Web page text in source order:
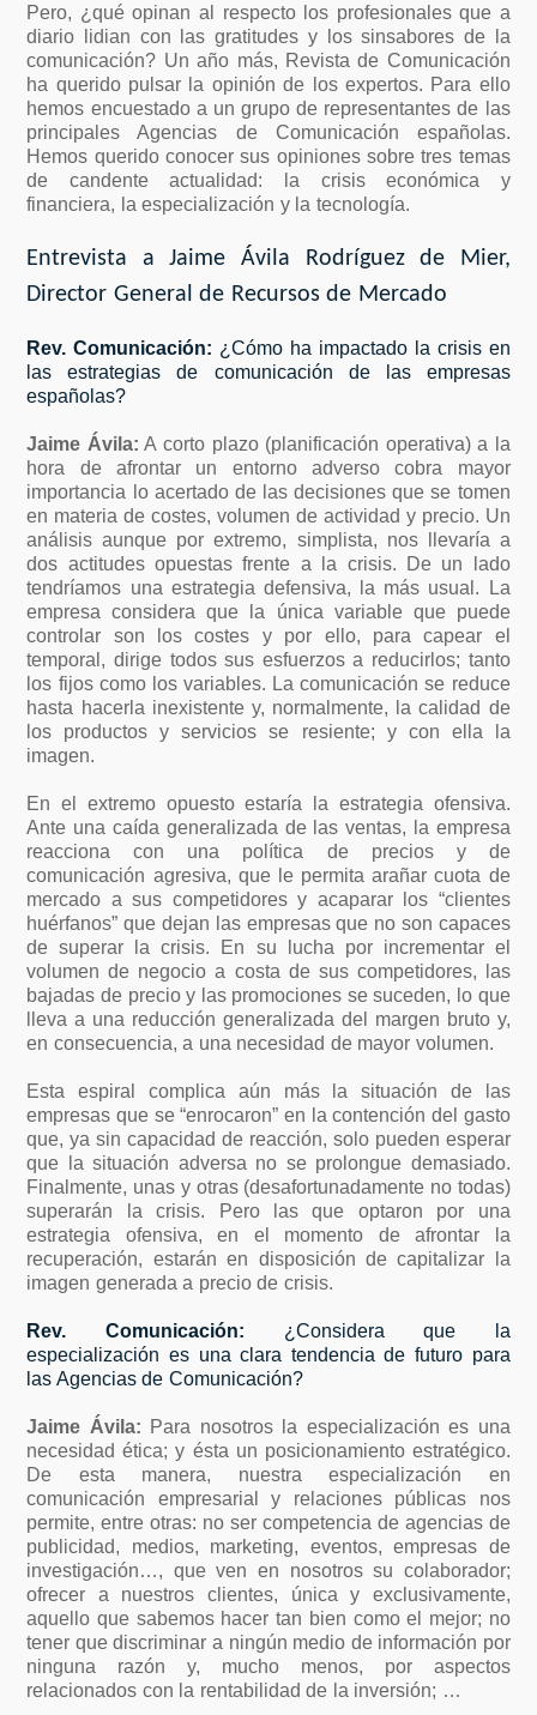
Pero, ¿qué opinan al respecto los profesionales que a
diario lidian con las gratitudes y los sinsabores de la
comunicación? Un año más, Revista de Comunicación
ha querido pulsar la opinión de los expertos. Para ello
hemos encuestado a un grupo de representantes de las
principales Agencias de Comunicación españolas.
Hemos querido conocer sus opiniones sobre tres temas
de candente actualidad: la crisis económica y
financiera, la especialización y la tecnología.
Entrevista a Jaime Ávila Rodríguez de Mier,
Director General de Recursos de Mercado
Rev. Comunicación: ¿Cómo ha impactado la crisis en
las estrategias de comunicación de las empresas
españolas?
Jaime Ávila: A corto plazo (planificación operativa) a la
hora de afrontar un entorno adverso cobra mayor
importancia lo acertado de las decisiones que se tomen
en materia de costes, volumen de actividad y precio. Un
análisis aunque por extremo, simplista, nos llevaría a
dos actitudes opuestas frente a la crisis. De un lado
tendríamos una estrategia defensiva, la más usual. La
empresa considera que la única variable que puede
controlar son los costes y por ello, para capear el
temporal, dirige todos sus esfuerzos a reducirlos; tanto
los fijos como los variables. La comunicación se reduce
hasta hacerla inexistente y, normalmente, la calidad de
los productos y servicios se resiente; y con ella la
imagen.
En el extremo opuesto estaría la estrategia ofensiva.
Ante una caída generalizada de las ventas, la empresa
reacciona con una política de precios y de
comunicación agresiva, que le permita arañar cuota de
mercado a sus competidores y acaparar los “clientes
huérfanos” que dejan las empresas que no son capaces
de superar la crisis. En su lucha por incrementar el
volumen de negocio a costa de sus competidores, las
bajadas de precio y las promociones se suceden, lo que
lleva a una reducción generalizada del margen bruto y,
en consecuencia, a una necesidad de mayor volumen.
Esta espiral complica aún más la situación de las
empresas que se “enrocaron” en la contención del gasto
que, ya sin capacidad de reacción, solo pueden esperar
que la situación adversa no se prolongue demasiado.
Finalmente, unas y otras (desafortunadamente no todas)
superarán la crisis. Pero las que optaron por una
estrategia ofensiva, en el momento de afrontar la
recuperación, estarán en disposición de capitalizar la
imagen generada a precio de crisis.
Rev. Comunicación: ¿Considera que la
especialización es una clara tendencia de futuro para
las Agencias de Comunicación?
Jaime Ávila: Para nosotros la especialización es una
necesidad ética; y ésta un posicionamiento estratégico.
De esta manera, nuestra especialización en
comunicación empresarial y relaciones públicas nos
permite, entre otras: no ser competencia de agencias de
publicidad, medios, marketing, eventos, empresas de
investigación…, que ven en nosotros su colaborador;
ofrecer a nuestros clientes, única y exclusivamente,
aquello que sabemos hacer tan bien como el mejor; no
tener que discriminar a ningún medio de información por
ninguna razón y, mucho menos, por aspectos
relacionados con la rentabilidad de la inversión; …